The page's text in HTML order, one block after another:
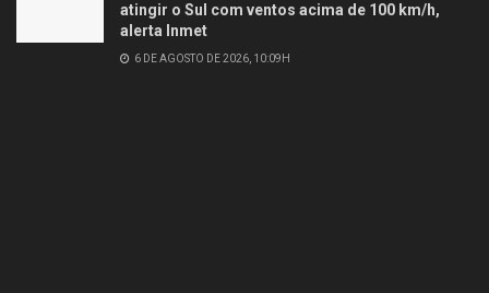
atingir o Sul com ventos acima de 100 km/h,
alerta Inmet
6 DE AGOSTO DE 2026, 10:09H